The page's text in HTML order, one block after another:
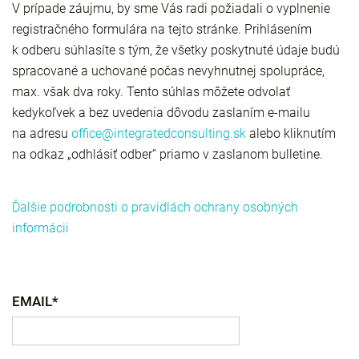
V prípade záujmu, by sme Vás radi požiadali o vyplnenie
registračného formulára na tejto stránke. Prihlásením
k odberu súhlasíte s tým, že všetky poskytnuté údaje budú
spracované a uchované počas nevyhnutnej spolupráce,
max. však dva roky. Tento súhlas môžete odvolať
kedykoľvek a bez uvedenia dôvodu zaslaním e-mailu
na adresu office@integratedconsulting.sk alebo kliknutím
na odkaz „odhlásiť odber“ priamo v zaslanom bulletine.
Ďalšie podrobnosti o pravidlách ochrany osobných
informácii
EMAIL*